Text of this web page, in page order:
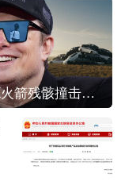
SpaceX火箭残骸撞击月球